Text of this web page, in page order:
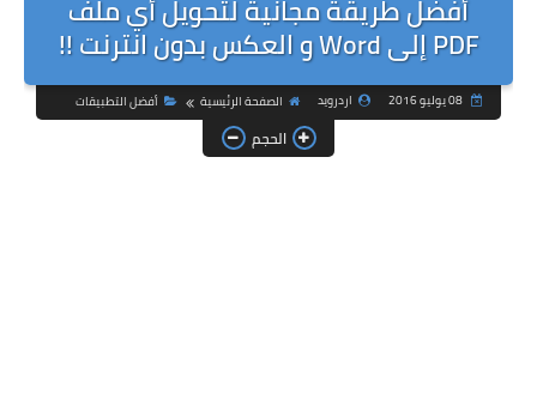
أفضل طريقة مجانية لتحويل أي ملف
PDF إلى Word و العكس بدون انترنت !!
08 يوليو 2016 اردرويد الصفحة الرئيسية أفضل التطبيقات
الحجم